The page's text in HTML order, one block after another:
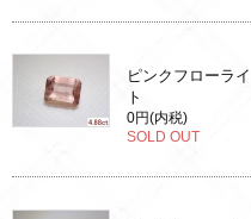
ピンクフローライ
ト
0円(内税)
SOLD OUT